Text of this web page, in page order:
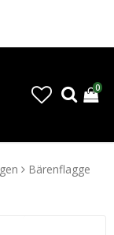
0
Bärenflagge